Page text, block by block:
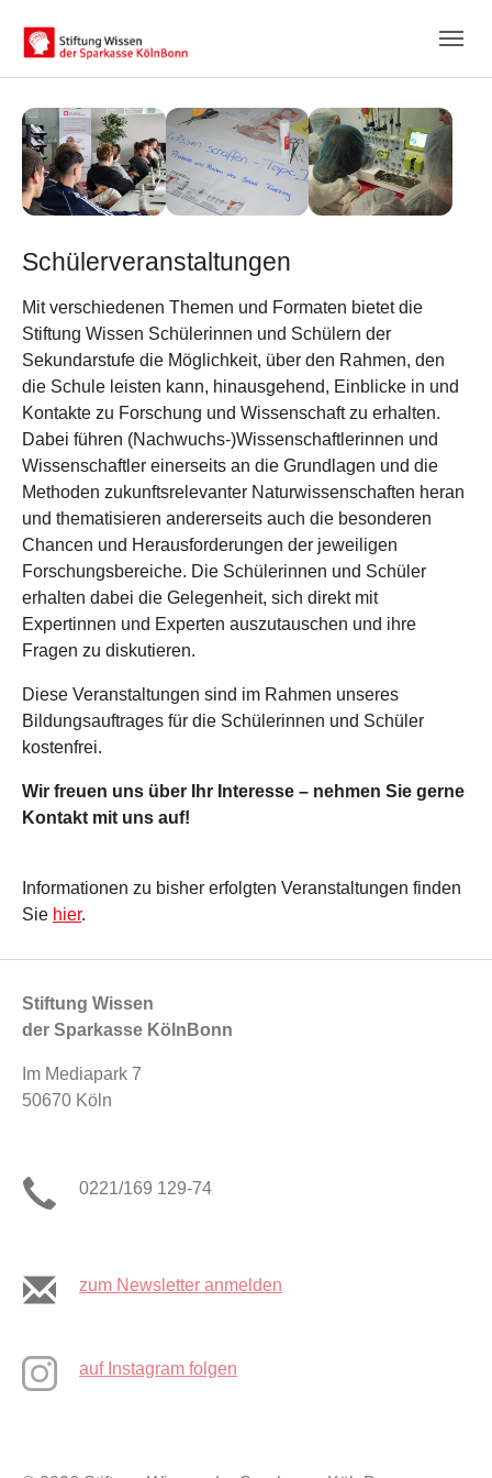
Schülerveranstaltungen
Mit verschiedenen Themen und Formaten bietet die
Stiftung Wissen Schülerinnen und Schülern der
Sekundarstufe die Möglichkeit, über den Rahmen, den
die Schule leisten kann, hinausgehend, Einblicke in und
Kontakte zu Forschung und Wissenschaft zu erhalten.
Dabei führen (Nachwuchs-)Wissenschaftlerinnen und
Wissenschaftler einerseits an die Grundlagen und die
Methoden zukunftsrelevanter Naturwissenschaften heran
und thematisieren andererseits auch die besonderen
Chancen und Herausforderungen der jeweiligen
Forschungsbereiche. Die Schülerinnen und Schüler
erhalten dabei die Gelegenheit, sich direkt mit
Expertinnen und Experten auszutauschen und ihre
Fragen zu diskutieren.
Diese Veranstaltungen sind im Rahmen unseres
Bildungsauftrages für die Schülerinnen und Schüler
kostenfrei.
Wir freuen uns über Ihr Interesse – nehmen Sie gerne
Kontakt mit uns auf!
Informationen zu bisher erfolgten Veranstaltungen finden
Sie hier.
Stiftung Wissen
der Sparkasse KölnBonn
Im Mediapark 7
50670 Köln
0221/169 129-74
zum Newsletter anmelden
auf Instagram folgen